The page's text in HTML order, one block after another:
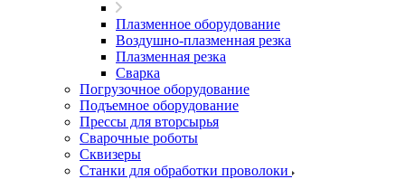
Плазменное оборудование
Воздушно-плазменная резка
Плазменная резка
Сварка
Погрузочное оборудование
Подъемное оборудование
Прессы для вторсырья
Сварочные роботы
Сквизеры
Станки для обработки проволоки